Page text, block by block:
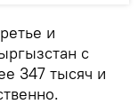
и
с
347 тысяч и